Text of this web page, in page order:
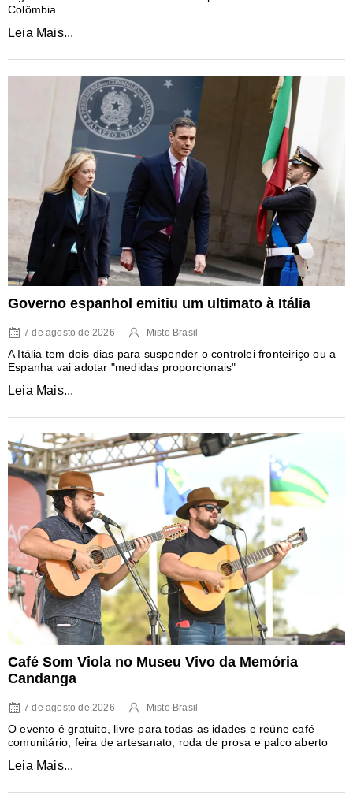
Colômbia
Leia Mais...
Governo espanhol emitiu um ultimato à Itália
7 de agosto de 2026 Misto Brasil
A Itália tem dois dias para suspender o controlei fronteiriço ou a
Espanha vai adotar "medidas proporcionais"
Leia Mais...
Café Som Viola no Museu Vivo da Memória
Candanga
7 de agosto de 2026 Misto Brasil
O evento é gratuito, livre para todas as idades e reúne café
comunitário, feira de artesanato, roda de prosa e palco aberto
Leia Mais...